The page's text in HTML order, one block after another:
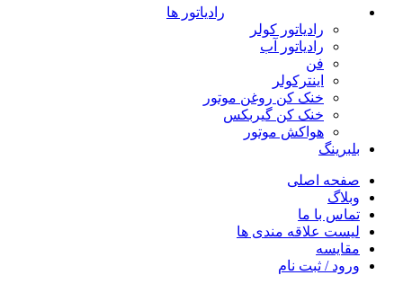
رادیاتور ها
رادیاتور کولر
رادیاتور آب
فن
اینترکولر
خنک کن روغن موتور
خنک کن گیربکس
هواکش موتور
بلبرینگ
صفحه اصلی
وبلاگ
تماس با ما
لیست علاقه مندی ها
مقایسه
ورود / ثبت نام